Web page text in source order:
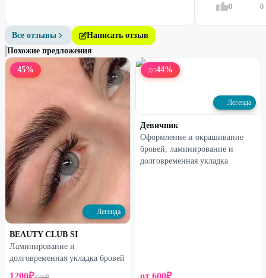
0 0
Все отзывы
Написать отзыв
Похожие предложения
45%
Легенда
BEAUTY CLUB SI
Ламинирование и
долговременная укладка бровей
1200₽
ДО44%
Легенда
Девичник
Оформление и окрашивание
бровей, ламинирование и
долговременная укладка
от 600₽